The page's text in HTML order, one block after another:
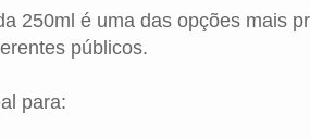
250ml é uma das opções mais
públicos.
para: